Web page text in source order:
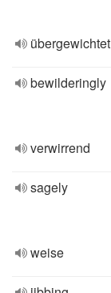
übergewichtet
bewilderingly
verwirrend
sagely
weise